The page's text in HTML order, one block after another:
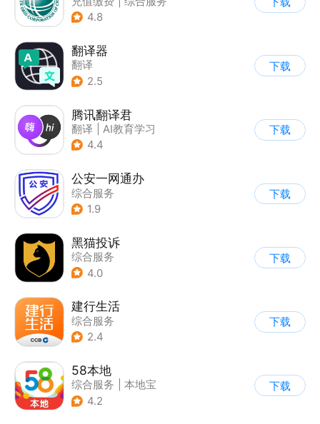
4.8
翻译器
翻译
2.5
下载
腾讯翻译君
翻译
AI教育学习
4.4
下载
公安一网通办
综合服务
| 业务咨询办理
1.9
下载
黑猫投诉
综合服务
4.0
下载
建行生活
综合服务
2.4
下载
58本地
综合服务
本地宝
4.2
下载